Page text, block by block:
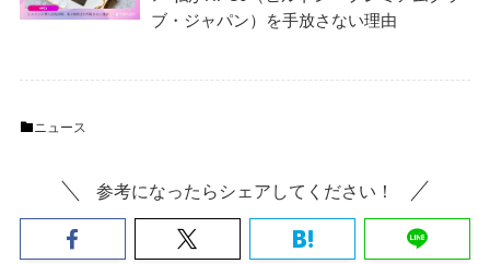
ブ・ジャパン）を手放さない理由
ニュース
参考になったらシェアしてください！